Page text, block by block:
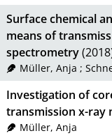
Surface chemical
means of
spectrometry
Müller, Anja ;
Investigation of
transmission x-ray
Müller, Anja